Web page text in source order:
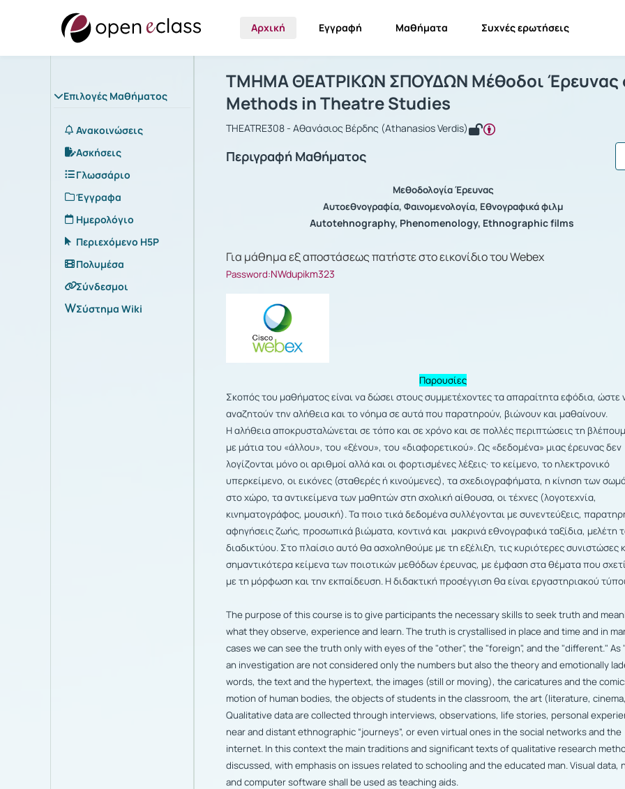
Αρχική Εγγραφή Μαθήματα Συχνές ερωτήσεις
Επιλογές Μαθήματος
Ανακοινώσεις
Ασκήσεις
Γλωσσάριο
Έγγραφα
Ημερολόγιο
Περιεχόμενο H5P
Πολυμέσα
Σύνδεσμοι
Σύστημα Wiki
Μάθημα : ΤΜΗΜΑ ΘΕΑΤΡΙΚΩΝ ΣΠΟΥΔΩΝ Μέθοδοι
ΤΜΗΜΑ ΘΕΑΤΡΙΚΩΝ ΣΠΟΥΔΩΝ Μέθοδοι Έρευνας
Methods in Theatre Studies
THEATRE308 - Αθανάσιος Βέρδης (Athanasios Verdis)
Περιγραφή Μαθήματος
Μεθοδολογία Έρευνας
Αυτοεθνογραφία, Φαινομενολογία, Εθνογραφικά φιλμ
Autotehnography, Phenomenology, Ethnographic films
Για μάθημα εξ αποστάσεως πατήστε στο εικονίδιο του Webex
Password:NWdupikm323
Παρουσίες
Σκοπός του μαθήματος είναι να δώσει στουςσυμμετέχοντες τα απαραίτητα εφόδια, ώστε
αναζητούν την αλήθεια και το νόημα σε αυτά που παρατηρούν, βιώνουν και μαθαίνουν.
Ηαλήθεια αποκρυσταλώνεται σε τόπο και σε χρόνο και σε πολλές περιπτώσεις τη
με μάτια του «άλλου», του «ξένου», του «διαφορετικού». Ως «δεδομένα» μιας έρευνας δεν
λογίζονται μόνο οι αριθμοί αλλά και οι φορτισμένες λέξεις· το κείμενο, το ηλεκτρονικό
υπερκείμενο, οι εικόνες (σταθερές ή κινούμενες), τα σχεδιογραφήματα, η κίνηση των
στο χώρο, τα αντικείμενα των μαθητών στη σχολική αίθουσα, οι τέχνες (λογοτεχνία,
κινηματογράφος, μουσική). Τα ποιοτικά δεδομένα συλλέγονται με συνεντεύξεις,
αφηγήσεις ζωής, προσωπικά βιώματα, κοντινά και μακρινά εθνογραφικά ταξίδια, μελέτη
διαδικτύου. Στο πλαίσιο αυτό θα ασχοληθούμε με τη εξέλιξη, τις κυριότερες συνιστώσες
σημαντικότερα κείμενα των ποιοτικών μεθόδων έρευνας, με έμφαση στα θέματα που
με τη μόρφωση και την εκπαίδευση. Η διδακτική προσέγγιση θα είναι εργαστηριακού
The purpose of this course is to give participants the necessary skills to seek truth and
what they observe, experience and learn. The truth is crystallised in place and time and in
cases we cansee the truth only with eyes of the "other", the "foreign", and the "different." As
an investigation are not considered only the numbers but also the theory and emotionally
words, the text and the hypertext, the images (still or moving), the caricatures and the
motion of human bodies, the objects of students in the classroom, the art (literature,
Qualitative data are collected through interviews, observations, life stories, personal
near and distant ethnographic “journeys”, or even virtual ones in the social networks and the
internet. In this context the main traditions and significant texts of qualitative research
discussed, with emphasis on issues related to schooling and the educated man. Visual data,
and computer software shall be used as teaching aids.